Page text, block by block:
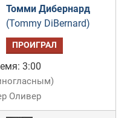
Томми Дибернард
(Tommy DiBernard)
ПРОИГРАЛ
3:00
)
Оливер